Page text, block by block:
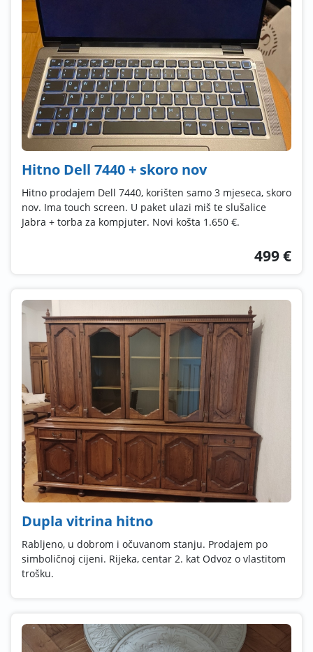
Hitno Dell 7440 + skoro nov
Hitno prodajem Dell 7440, korišten samo 3 mjeseca, skoro
nov. Ima touch screen. U paket ulazi miš te slušalice
Jabra + torba za kompjuter. Novi košta 1.650 €.
499 €
Dupla vitrina hitno
Rabljeno, u dobrom i očuvanom stanju. Prodajem po
simboličnoj cijeni. Rijeka, centar 2. kat Odvoz o vlastitom
trošku.